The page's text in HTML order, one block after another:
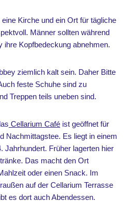
Kirche und ein Ort für tägliche
Männer sollten während
ihre Kopfbedeckung abnehmen.
ziemlich kalt sein. Daher Bitte
feste Schuhe sind zu
Treppen teils uneben sind.
Cellarium Café ist geöffnet für
Nachmittagstee. Es liegt in einem
Jahrhundert. Früher lagerten hier
Das macht den Ort
oder einen Snack. Im
auf der Cellarium Terrasse
es dort auch Abendessen.